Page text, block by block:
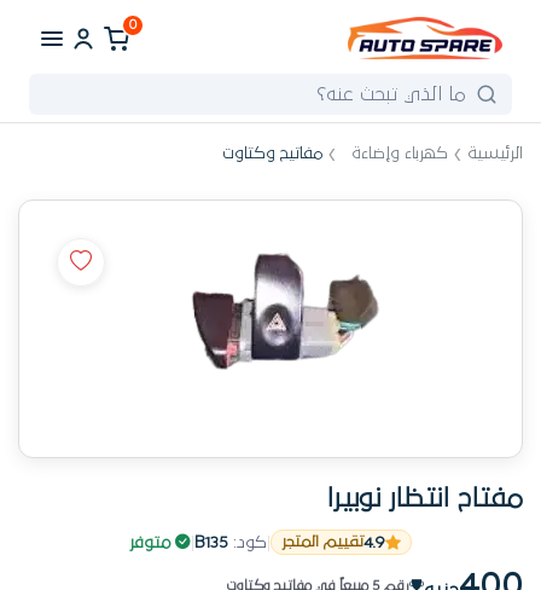
0
الرئيسية كهرباء وإضاءة مفاتيح وكتاوت
مفتاح انتظار نوبيرا
4.9تقييم المتجر كود: B135 متوفر
منتج مختار
رقم 5 مبيعاً في مفاتيح وكتاوت